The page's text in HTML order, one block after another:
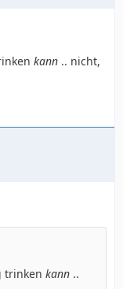
kann .. nicht,
trinken kann ..